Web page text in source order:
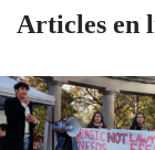
Articles en